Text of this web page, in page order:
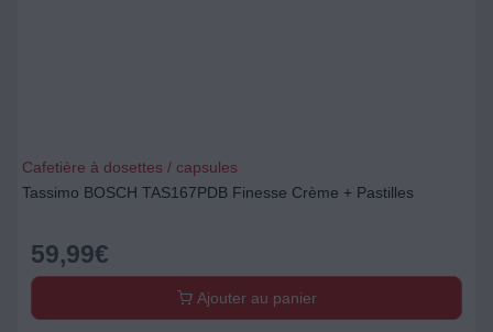
Cafetière à dosettes / capsules
Tassimo BOSCH TAS167PDB Finesse Crème + Pastilles
59,99€
Ajouter au panier